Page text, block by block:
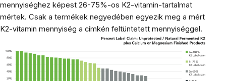
mennyiséghez képest 26-75%-os K2-vitamin-tartalmat
mértek. Csak a termékek negyedében egyezik meg a mért
K2-vitamin mennyiség a címkén feltüntetett mennyiséggel.